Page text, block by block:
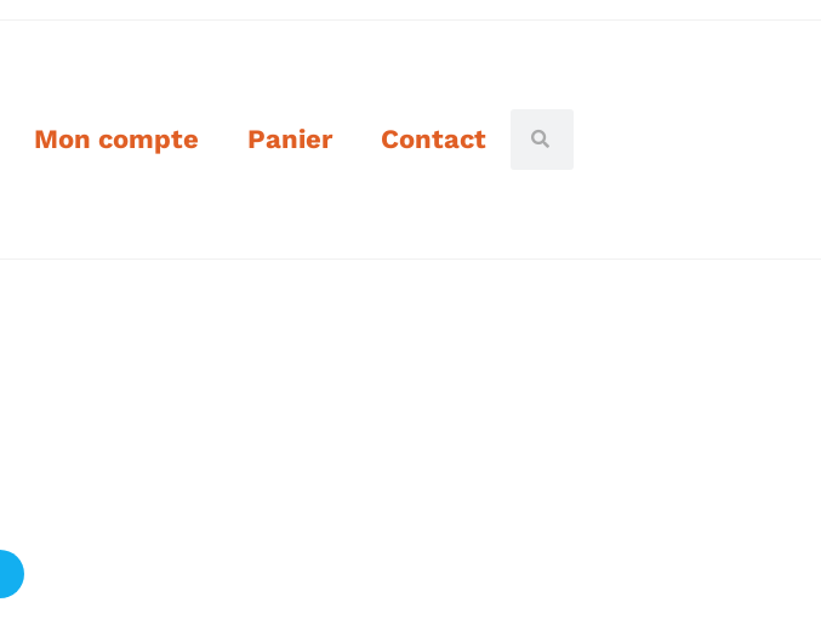
Mon compte Panier Contact